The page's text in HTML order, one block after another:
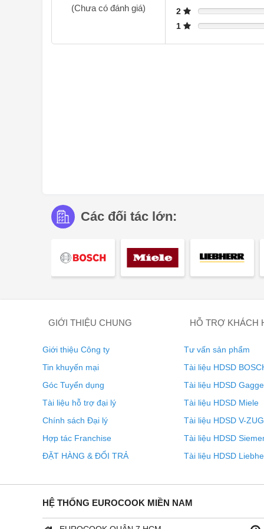
Bảng điều khiển với vòng tròn cảm ứng hiện đại và
trình giặt. Ngoài ra, bạn có thể dễ dàng theo dõi các
thị trực quan.
(Chưa có đánh giá) 2
1
Các đối tác lớn:
GIỚI THIỆU CHUNG
Giới thiệu Công ty
Tin khuyến mại
Góc Tuyển dụng
Tài liệu hỗ trợ đại lý
Chính sách Đại lý
Hợp tác Franchise
ĐẶT HÀNG & ĐỔI TRẢ
HỖ TRỢ KHÁCH
Tư vấn sản phẩm
Tài liệu HDSD
Tài liệu HDSD
Tài liệu HDSD Miele
Tài liệu HDSD V-ZUG
Tài liệu HDSD
Tài liệu HDSD
HỆ THỐNG EUROCOOK MIỀN NAM